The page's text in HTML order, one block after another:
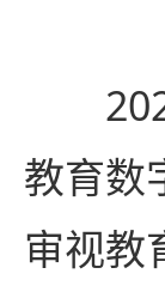
2026
教育数
审视教